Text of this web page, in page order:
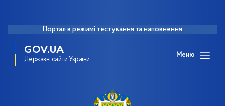
Портал в режимі тестування та наповнення
GOV.UA
Державні сайти України
Меню